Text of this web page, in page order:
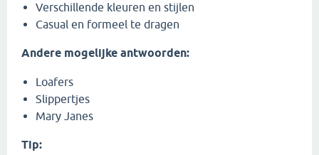
Verschillende kleuren en stijlen
Casual en formeel te dragen
Andere mogelijke antwoorden:
Loafers
Slippertjes
Mary Janes
Tip: